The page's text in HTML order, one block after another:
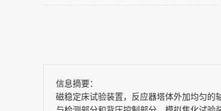
信息摘要：
磁稳定床试验装置，反应器塔体外加均匀的